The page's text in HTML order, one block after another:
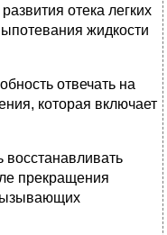
отека легких
жидкости
отвечать на
которая включает
восстанавливать
прекращения